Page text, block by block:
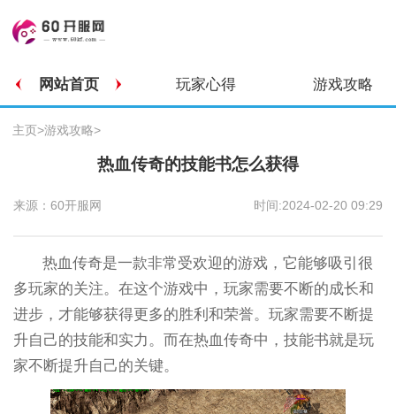
网站首页 玩家心得 游戏攻略
主页>游戏攻略>
热血传奇的技能书怎么获得
来源：60开服网 时间:2024-02-20 09:29
热血传奇是一款非常受欢迎的游戏，它能够吸引很
多玩家的关注。在这个游戏中，玩家需要不断的成长和
进步，才能够获得更多的胜利和荣誉。玩家需要不断提
升自己的技能和实力。而在热血传奇中，技能书就是玩
家不断提升自己的关键。